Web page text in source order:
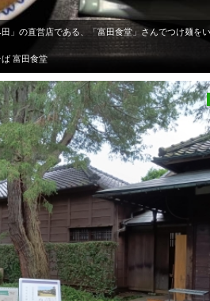
富田食堂